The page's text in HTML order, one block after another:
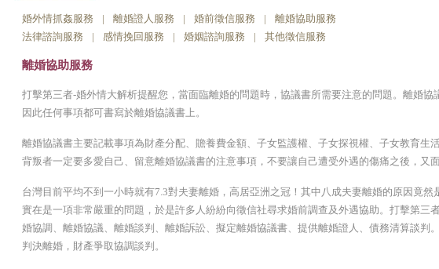
婚外情抓姦服務 | 離婚證人服務 | 婚前徵信服務 |
離婚協助服務
法律諮詢服務
| 感情挽回服務 | 婚姻諮詢服務 | 其他徵信服務
離婚協助服務
打擊第三者-婚外情大解析提醒您，當面臨離婚的問題時，協議書所需要注意的問題。離婚協
因此任何事項都可書寫於離婚協議書上。
離婚協議書主要記載事項為財產分配、贍養費金額、子女監護權、子女探視權、子女教育生
背叛者一定要多愛自己、留意離婚協議書的注意事項，不要讓自己遭受外遇的傷痛之後，又
台灣目前平均不到一小時就有7.3對夫妻離婚，高居亞洲之冠！其中八成夫妻離婚的原因竟然
實在是一項非常嚴重的問題，於是許多人紛紛向徵信社尋求婚前調查及外遇協助。打擊第三
婚協調、離婚協議、離婚談判、離婚訴訟、擬定離婚協議書、提供離婚證人、債務清算談判
判決離婚，財產爭取協調談判。